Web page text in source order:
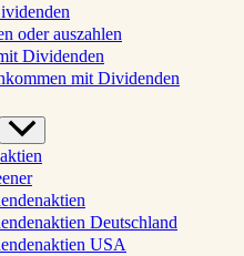
oder auszahlen
Dividenden
mit Dividenden
Deutschland
USA